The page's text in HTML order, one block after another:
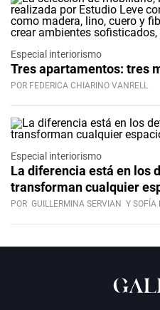
Especial interiorismo
Tres apartamentos: tres
POR FEDERICA CHIARINO VANRELL
Especial interiorismo
La diferencia está en los
transforman cualquier
POR GUILLERMINA SERVIAN Y SOFÍA